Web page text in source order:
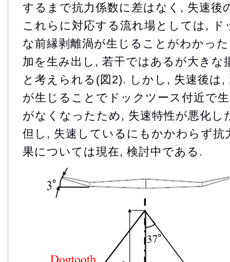
するまで抗力係数に差はなく, 失速後
これらに対応する流れ場としては, ド
な前縁剥離渦が生じることがわかっ
加を生み出し, 若干ではあるが大きな
と考えられる(図2). しかし, 失速後は,
が生じることでドックツース付近で
がなくなったため, 失速特性が悪化し
但し, 失速しているにもかかわらず抗
果については現在, 検討中である.